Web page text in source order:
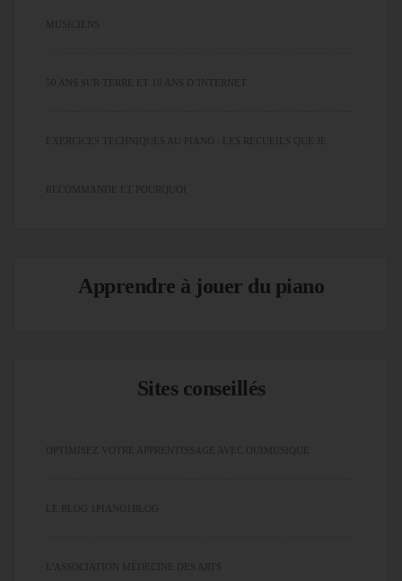
MUSICIENS
50 ANS SUR TERRE ET 10 ANS D’INTERNET
EXERCICES TECHNIQUES AU PIANO : LES RECUEILS QUE JE
RECOMMANDE ET POURQUOI
Apprendre à jouer du piano
Sites conseillés
OPTIMISEZ VOTRE APPRENTISSAGE AVEC OUIMUSIQUE
L'ASSOCIATION MÉDECINE DES ARTS